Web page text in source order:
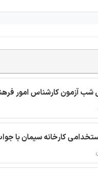
آزمون کارشناس امور
کارخانه سیمان با